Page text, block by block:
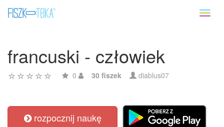
francuski - człowiek
0 30 fiszek diablus07
rozpocznij naukę